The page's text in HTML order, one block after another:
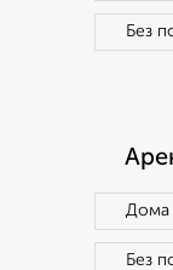
Без
Дома
Без